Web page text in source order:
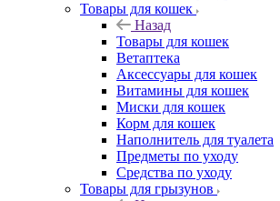
Товары для кошек
Назад
Товары для кошек
Ветаптека
Аксессуары для кошек
Витамины для кошек
Миски для кошек
Корм для кошек
Наполнитель для туалета
Предметы по уходу
Средства по уходу
Товары для грызунов